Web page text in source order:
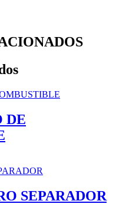
DE
SEPARADOR